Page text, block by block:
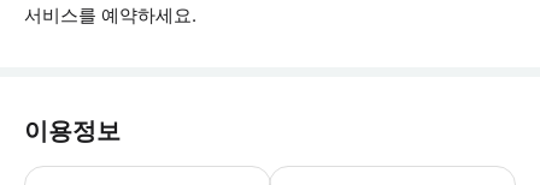
서비스를 예약하세요.
이용정보
드라이버가 연락해야 할 경우를 대비